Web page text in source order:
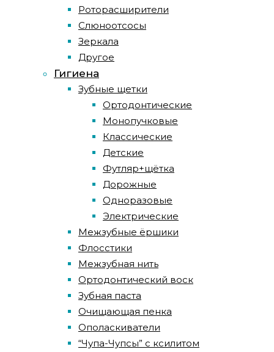
Роторасширители
Слюноотсосы
Зеркала
Другое
Гигиена
Зубные щетки
Ортодонтические
Монопучковые
Классические
Детские
Футляр+щётка
Дорожные
Одноразовые
Электрические
Межзубные ёршики
Флосстики
Межзубная нить
Ортодонтический воск
Зубная паста
Очищающая пенка
Ополаскиватели
“Чупа-Чупсы” с ксилитом